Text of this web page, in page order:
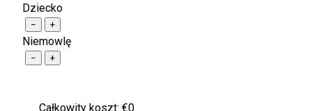
Dziecko
− +
Niemowlę
− +
Całkowity koszt: €0